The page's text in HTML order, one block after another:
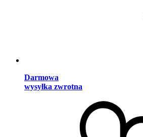
Darmowa
wysyłka zwrotna